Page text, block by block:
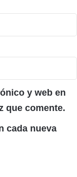
y web en
que comente.
cada nueva